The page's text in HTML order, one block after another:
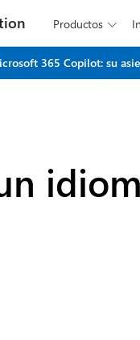
productos 
365 Copilot: su